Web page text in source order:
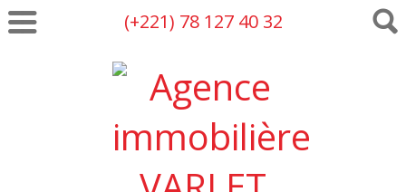
(+221) 78 127 40 32